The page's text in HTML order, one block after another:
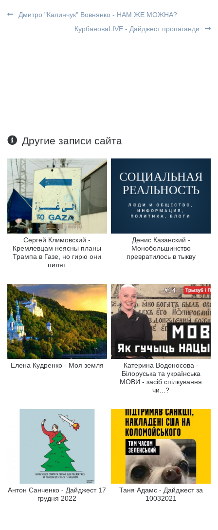
Дмитро "Калинчук" Вовнянко - НАМ ЖЕ МОЖНА?
КурбановаLIVE - Дайджест пропаганди
Другие записи сайта
Сергей Климовский -
Кремлевцам неясны планы
Трампа в Газе, но гирю они
пилят
Денис Казанский -
Монобольшинство
превратилось в тыкву
Елена Кудренко - Моя земля
Катерина Водоносова -
Білоруська та українська
МОВИ - засіб спілкування
чи...?
Антон Санченко - Дайджест 17
грудня 2022
Таня Адамс - Дайджест за
10032021